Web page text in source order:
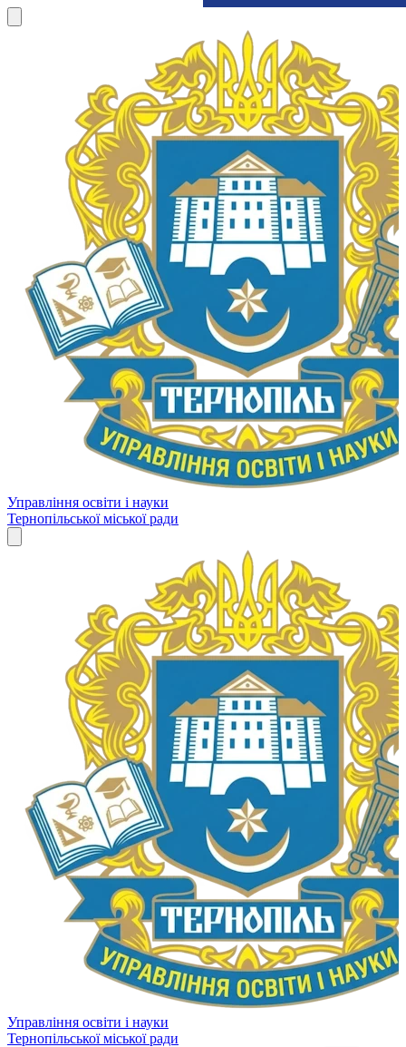
Управління освіти і науки
Тернопільської міської ради
Управління освіти і науки
Тернопільської міської ради